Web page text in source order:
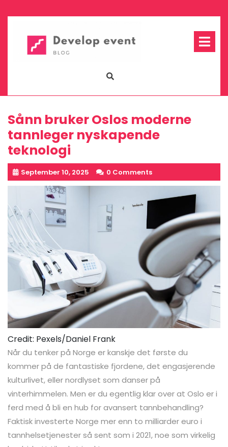
to
Sånn bruker Oslos moderne
tannleger nyskapende
teknologi
September 10, 2025 0 Comments
Credit: Pexels/Daniel Frank
Når du tenker på Norge er kanskje det første du
kommer på de fantastiske fjordene, det engasjerende
kulturlivet, eller nordlyset som danser på
vinterhimmelen. Men er du egentlig klar over at Oslo er i
ferd med å bli en hub for avansert tannbehandling?
Faktisk investerte Norge mer enn to milliarder euro i
tannhelsetjenester så sent som i 2021, noe som virkelig